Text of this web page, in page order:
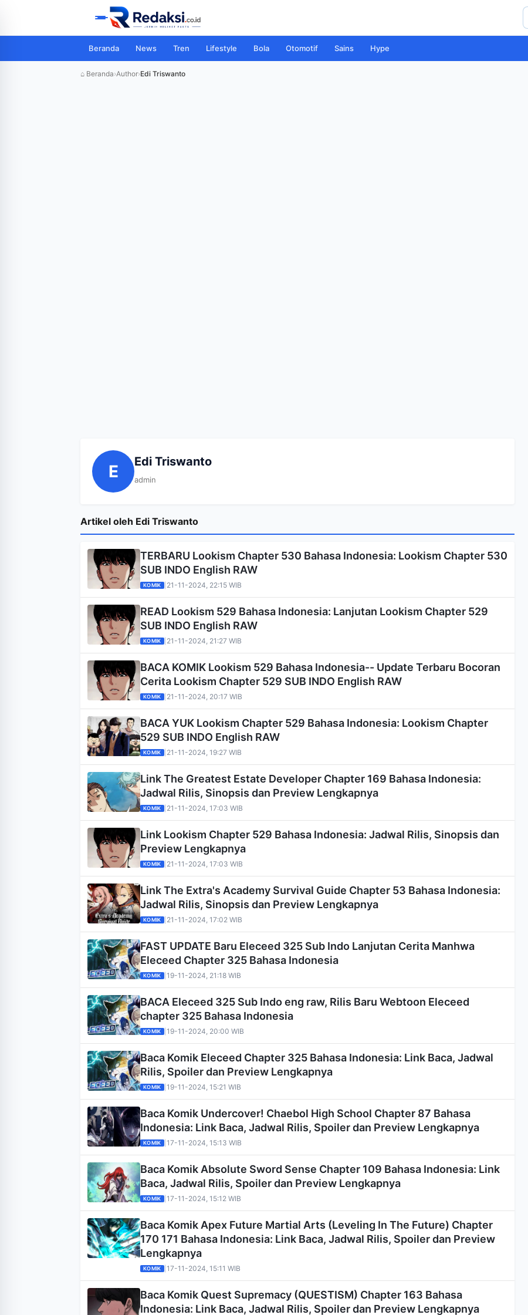
Beranda News Tren Lifestyle Bola Otomotif Sains Hype
⌂ Beranda›Author›Edi Triswanto
E Edi Triswanto
admin
Artikel oleh Edi Triswanto
TERBARU Lookism Chapter 530 Bahasa Indonesia: Lookism Chapter 530
SUB INDO English RAW
KOMIK | 21-11-2024, 22:15 WIB
READ Lookism 529 Bahasa Indonesia: Lanjutan Lookism Chapter 529
SUB INDO English RAW
KOMIK | 21-11-2024, 21:27 WIB
BACA KOMIK Lookism 529 Bahasa Indonesia-- Update Terbaru Bocoran
Cerita Lookism Chapter 529 SUB INDO English RAW
KOMIK | 21-11-2024, 20:17 WIB
BACA YUK Lookism Chapter 529 Bahasa Indonesia: Lookism Chapter
529 SUB INDO English RAW
KOMIK | 21-11-2024, 19:27 WIB
Link The Greatest Estate Developer Chapter 169 Bahasa Indonesia:
Jadwal Rilis, Sinopsis dan Preview Lengkapnya
KOMIK | 21-11-2024, 17:03 WIB
Link Lookism Chapter 529 Bahasa Indonesia: Jadwal Rilis, Sinopsis dan
Preview Lengkapnya
KOMIK | 21-11-2024, 17:03 WIB
Link The Extra's Academy Survival Guide Chapter 53 Bahasa Indonesia:
Jadwal Rilis, Sinopsis dan Preview Lengkapnya
KOMIK | 21-11-2024, 17:02 WIB
FAST UPDATE Baru Eleceed 325 Sub Indo Lanjutan Cerita Manhwa
Eleceed Chapter 325 Bahasa Indonesia
KOMIK | 19-11-2024, 21:18 WIB
BACA Eleceed 325 Sub Indo eng raw, Rilis Baru Webtoon Eleceed
chapter 325 Bahasa Indonesia
KOMIK | 19-11-2024, 20:00 WIB
Baca Komik Eleceed Chapter 325 Bahasa Indonesia: Link Baca, Jadwal
Rilis, Spoiler dan Preview Lengkapnya
KOMIK | 19-11-2024, 15:21 WIB
Baca Komik Undercover! Chaebol High School Chapter 87 Bahasa
Indonesia: Link Baca, Jadwal Rilis, Spoiler dan Preview Lengkapnya
KOMIK | 17-11-2024, 15:13 WIB
Baca Komik Absolute Sword Sense Chapter 109 Bahasa Indonesia: Link
Baca, Jadwal Rilis, Spoiler dan Preview Lengkapnya
KOMIK | 17-11-2024, 15:12 WIB
Baca Komik Apex Future Martial Arts (Leveling In The Future) Chapter
170 171 Bahasa Indonesia: Link Baca, Jadwal Rilis, Spoiler dan Preview
Lengkapnya
KOMIK | 17-11-2024, 15:11 WIB
Baca Komik Quest Supremacy (QUESTISM) Chapter 163 Bahasa
Indonesia: Link Baca, Jadwal Rilis, Spoiler dan Preview Lengkapnya